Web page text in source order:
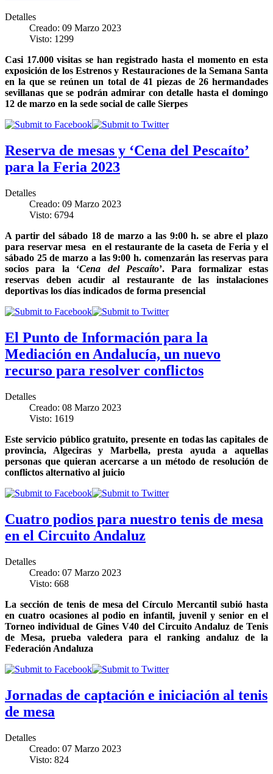
Detalles
Creado: 09 Marzo 2023
Visto: 1299
Casi 17.000 visitas se han registrado hasta el momento en esta
exposición de los Estrenos y Restauraciones de la Semana Santa
en la que se reúnen un total de 41 piezas de 26 hermandades
sevillanas que se podrán admirar con detalle hasta el domingo
12 de marzo en la sede social de calle Sierpes
Reserva de mesas y ‘Cena del Pescaíto’
para la Feria 2023
Detalles
Creado: 09 Marzo 2023
Visto: 6794
A partir del sábado 18 de marzo a las 9:00 h. se abre el plazo
para reservar mesa en el restaurante de la caseta de Feria y el
sábado 25 de marzo a las 9:00 h. comenzarán las reservas para
socios para la ‘Cena del Pescaíto’. Para formalizar estas
reservas deben acudir al restaurante de las instalaciones
deportivas los días indicados de forma presencial
El Punto de Información para la
Mediación en Andalucía, un nuevo
recurso para resolver conflictos
Detalles
Creado: 08 Marzo 2023
Visto: 1619
Este servicio público gratuito, presente en todas las capitales de
provincia, Algeciras y Marbella, presta ayuda a aquellas
personas que quieran acercarse a un método de resolución de
conflictos alternativo al juicio
Cuatro podios para nuestro tenis de mesa
en el Circuito Andaluz
Detalles
Creado: 07 Marzo 2023
Visto: 668
La sección de tenis de mesa del Círculo Mercantil subió hasta
en cuatro ocasiones al podio en infantil, juvenil y senior en el
Torneo individual de Gines V40 del Circuito Andaluz de Tenis
de Mesa, prueba valedera para el ranking andaluz de la
Federación Andaluza
Jornadas de captación e iniciación al tenis
de mesa
Detalles
Creado: 07 Marzo 2023
Visto: 824